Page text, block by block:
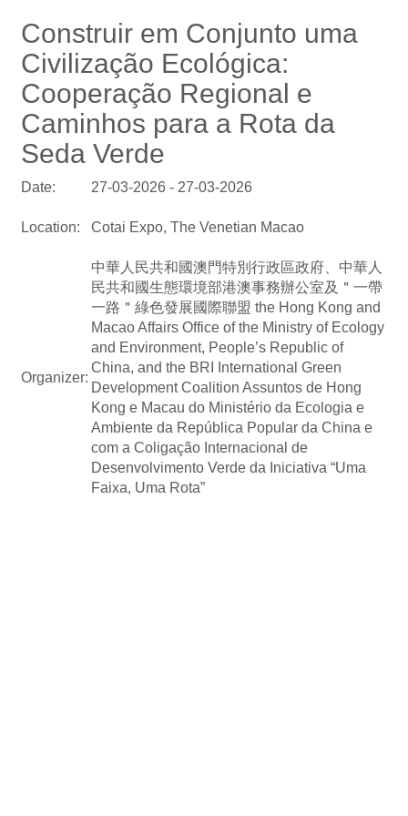
Construir em Conjunto uma
Civilização Ecológica:
Cooperação Regional e
Caminhos para a Rota da
Seda Verde
Date: 27-03-2026 - 27-03-2026
Location: Cotai Expo, The Venetian Macao
Organizer:
中華人民共和國澳門特別行政區政府、中華人
民共和國生態環境部港澳事務辦公室及＂一帶
一路＂綠色發展國際聯盟 the Hong Kong and
Macao Affairs Office of the Ministry of Ecology
and Environment, People’s Republic of
China, and the BRI International Green
Development Coalition Assuntos de Hong
Kong e Macau do Ministério da Ecologia e
Ambiente da República Popular da China e
com a Coligação Internacional de
Desenvolvimento Verde da Iniciativa “Uma
Faixa, Uma Rota”